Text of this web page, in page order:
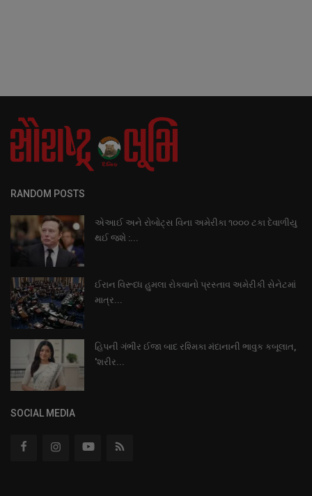
RANDOM POSTS
એઆઈ અને રોબોટ્સ વિના અમેરીકા ૧૦૦૦ ટકા દેવાળીયુ
થઈ જશે :...
ઈરાન વિરૂધ્ધ હુમલા રોકવાનો પ્રસ્તાવ અમેરીકી સેનેટમાં
માત્ર...
હિપની ગંભીર ઈજા બાદ રશ્મિકા મંદાનાની ભાવુક કબૂલાત,
'શરીર...
SOCIAL MEDIA